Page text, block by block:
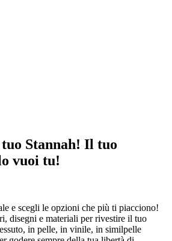
Stannah! Il tuo
vuoi tu!
e scegli le opzioni che più ti piacciono!
disegni e materiali per rivestire il tuo
in pelle, in vinile, in similpelle